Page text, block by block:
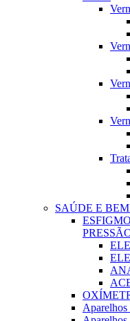
SAÚDE E